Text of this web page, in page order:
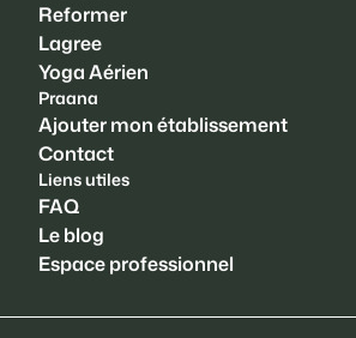
Reformer
Lagree
Yoga Aérien
Praana
Ajouter mon établissement
Contact
Liens utiles
FAQ
Le blog
Espace professionnel